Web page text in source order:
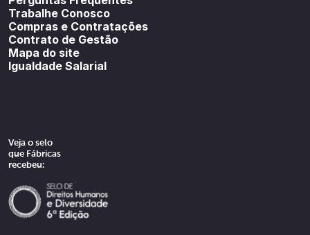
Trabalhe Conosco
Compras e Contratações
Contrato de Gestão
Mapa do site
Igualdade Salarial
Veja o selo
que Fábricas
recebeu: